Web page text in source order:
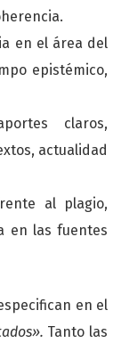
en el área del
epistémico,
claros,
actualidad
al plagio,
en las fuentes
en el
Tanto las